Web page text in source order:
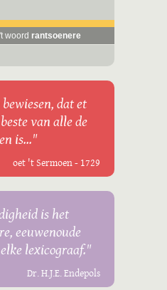
woord rantsoenere
dat et
van alle de
is..."
oet 't Sermoen - 1729
is het
eeuwenoude
lexicograaf."
Dr. H.J.E. Endepols